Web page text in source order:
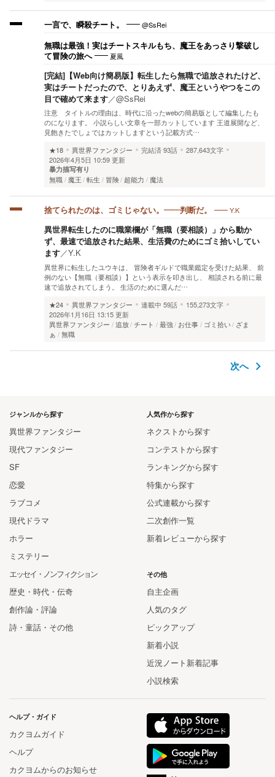
一言で、瞬殺チート。 @SsRei
無職は最強！実はチートスキルもち、魔王をあっさり撃破し
て冒険の旅へ
夏風
[完結]【Web向け簡易版】転生したら無職で追放されたけど、
実はチートだったので、とりあえず、魔王というやつをこの
目で確めて来ます／@SsRei
注意 タイトルの理由は、時代に沿ったwebの簡易版として編集したも
のになります。 小説らしい文章を一部カットしています 王道展開など、
見飽きたでしょではカットしますという記載方式…
★18
異世界ファンタジー 完結済93話
287,643文字
2026年4月5日 10:59 更新
暴力描写有り
無職 魔王 転生 冒険 超能力 魔法
捨てられたのは、ゴミじゃない。——判断だ。 Y.K
異世界転生したのに職業欄が「無職（要相談）」から動か
ず、最速で追放された結果、生活費のためにゴミ拾いしてい
ます／Y.K
異世界に転生したユウキは、 冒険者ギルドで職業鑑定を受けた結果、 前
例のない【無職（要相談）】という表示を叩き出し、 相談される前に最
速で追放されてしまう。 生活のために選んだ…
★24
異世界ファンタジー 連載中 59話
155,273文字
2026年1月16日 13:15 更新
異世界ファンタジー
追放 チート 最強 お仕事 ゴミ拾い ざま
ぁ
無職
次へ
人気作から探す
ネクストから探す
コンテストから探す
ランキングから探す
特集から探す
公式連載から探す
二次創作一覧
新着レビューから探す
ジャンルから探す
異世界ファンタジー
現代ファンタジー
SF
恋愛
ラブコメ
現代ドラマ
ホラー
ミステリー
エッセイ・ノンフィクション
歴史・時代・伝奇
創作論・評論
詩・童話・その他
その他
自主企画
人気のタグ
ピックアップ
新着小説
近況ノート新着記事
小説検索
ヘルプ・ガイド
カクヨムガイド
ヘルプ
カクヨムからのお知らせ